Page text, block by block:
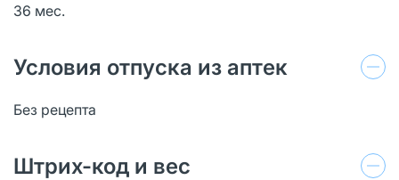
36 мес.
Условия отпуска из аптек
Без рецепта
Штрих-код и вес